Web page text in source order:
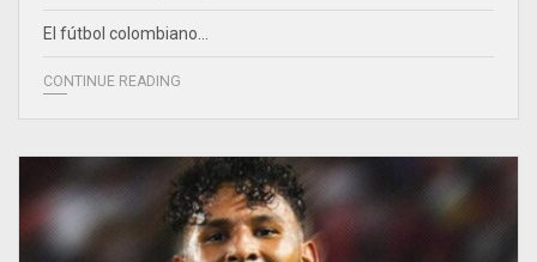
El fútbol colombiano…
CONTINUE READING